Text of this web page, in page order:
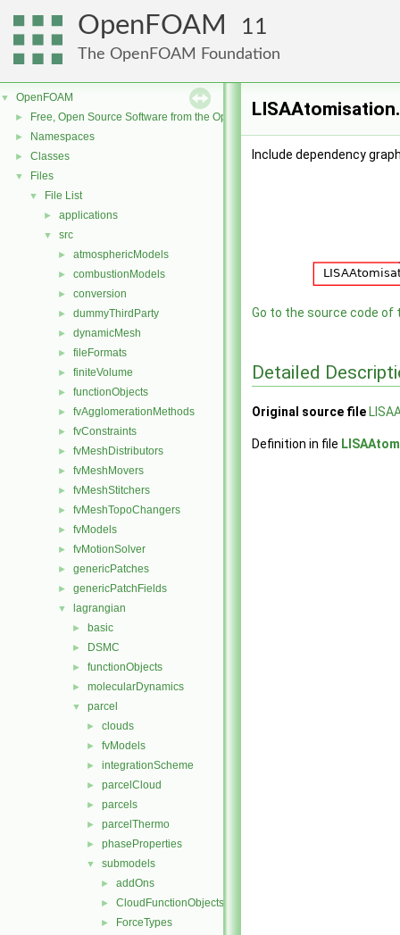
OpenFOAM 11
The OpenFOAM Foundation
▼ OpenFOAM
► Free, Open Source Software from the OpenFOAM Foundation
► Namespaces
► Classes
▼ Files
▼ File List
► applications
▼ src
► atmosphericModels
► combustionModels
► conversion
► dummyThirdParty
► dynamicMesh
► fileFormats
► finiteVolume
► functionObjects
► fvAgglomerationMethods
► fvConstraints
► fvMeshDistributors
► fvMeshMovers
► fvMeshStitchers
► fvMeshTopoChangers
► fvModels
► fvMotionSolver
► genericPatches
► genericPatchFields
▼ lagrangian
► basic
► DSMC
► functionObjects
► molecularDynamics
▼ parcel
► clouds
► fvModels
► integrationScheme
► parcelCloud
► parcels
► parcelThermo
► phaseProperties
▼ submodels
► addOns
► CloudFunctionObjects
► ForceTypes
Include dependency
Go to the source code of
Detailed
Original source file
Definition in file